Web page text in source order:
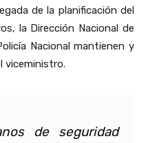
de la planificación del
la Dirección Nacional de
Nacional mantienen y
viceministro.
de seguridad